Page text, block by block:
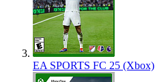
EA SPORTS FC 25 (Xbox)